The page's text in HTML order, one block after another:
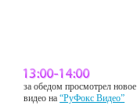
за обедом просмотрел новое
видео на“РуФокс Видео”